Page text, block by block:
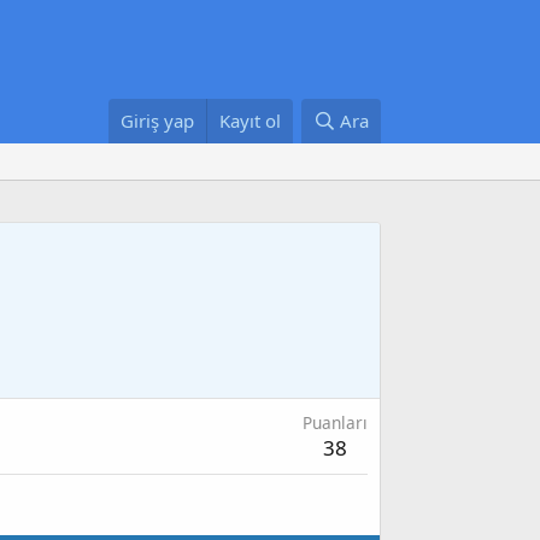
Giriş yap Kayıt ol Ara
Puanları
38